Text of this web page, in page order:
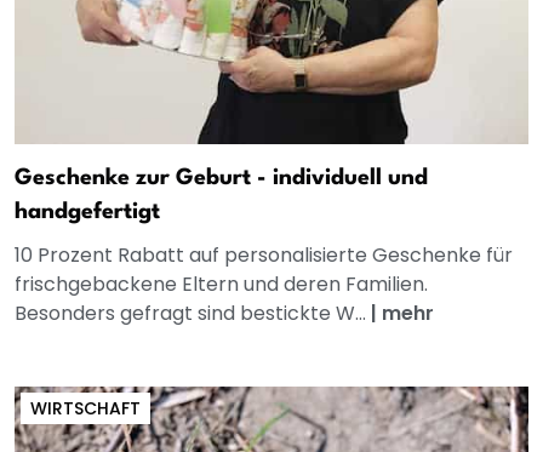
Geschenke zur Geburt - individuell und
handgefertigt
10 Prozent Rabatt auf personalisierte Geschenke für
frischgebackene Eltern und deren Familien.
Besonders gefragt sind bestickte W... | mehr
WIRTSCHAFT